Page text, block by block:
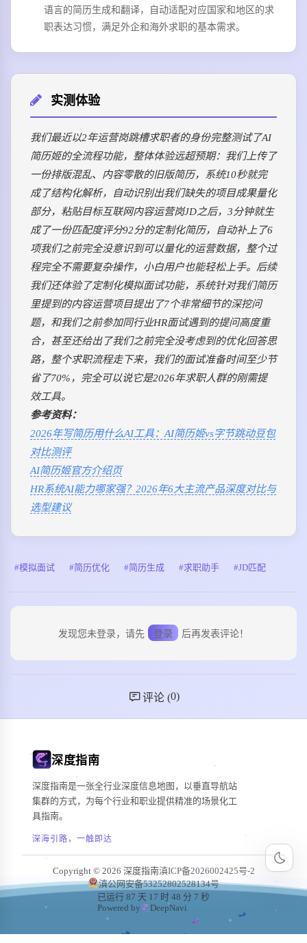
语言的简历生成和翻译，自动适配对应国家和地区的求
职表达习惯，满足外企和海外求职的基本需求。
实测体验
我们最近以2年运营岗跳槽求职者的身份完整测试了AI
简历姬的全流程功能，整体体验远超预期：我们上传了
一份排版混乱、内容零散的旧版简历，系统10秒就完
成了结构化解析，自动识别出我们缺失的项目成果量化
部分，粘贴目标互联网内容运营岗JD之后，3分钟就生
成了一份匹配度评分92分的定制化简历，自动补上了6
项我们之前完全没意识到可以量化的运营数据，整个过
程完全不需要复杂操作，小白用户也能轻松上手。后续
我们还体验了定制化模拟面试功能，系统针对我们简历
里提到的内容运营项目提出了7个非常细节的深挖问
题，和我们之前参加同行业HR面试遇到的提问高度重
合，甚至还给出了我们之前完全没考虑到的优化回答思
路，整个求职流程走下来，我们的面试准备时间至少节
省了70%，完全可以说它是2026年求职人群的刚需提
效工具。
参考资料：
2026年写简历用什么AI工具：AI简历姬vs字节跳动豆包
对比测评
AI简历姬官方介绍页
HR系统AI能力哪家强？2026年6大主流产品深度对比与
选型建议
模拟面试 简历优化 简历生成 求职助手 JD匹配
发现您未登录，请先 登录 后再发表评论！
评论 (0)
深度指南
深度指南是一张全行业深度信息地图，以垂直导航站
集群的方式，为每个行业和职业提供精准的场景化工
具指南。
深海引路，一触即达
Copyright © 2026 深度指南滇ICP备2026002425号-2
滇公网安备53252802528134号
已运行 87 天 17 时 48 分 9 秒
Powered by
DeepNavi